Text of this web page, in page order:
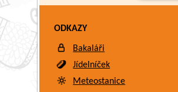
ODKAZY
Bakaláři
Jídelníček
Meteostanice